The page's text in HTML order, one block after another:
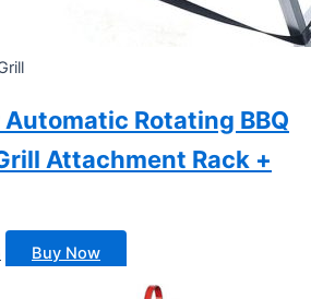
Rotating BBQ
Attachment Rack +
Buy Now